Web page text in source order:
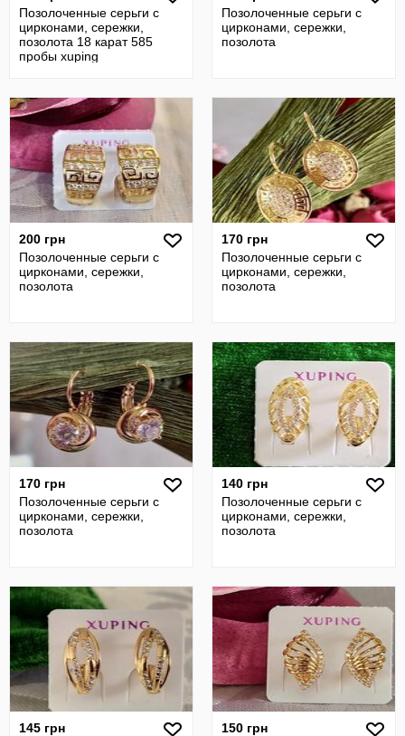
Позолоченные серьги с
цирконами, сережки,
позолота 18 карат 585
пробы xuping
Позолоченные серьги с
цирконами, сережки,
позолота
200 грн
Позолоченные серьги с
цирконами, сережки,
позолота
170 грн
Позолоченные серьги с
цирконами, сережки,
позолота
170 грн
Позолоченные серьги с
цирконами, сережки,
позолота
140 грн
Позолоченные серьги с
цирконами, сережки,
позолота
145 грн
150 грн